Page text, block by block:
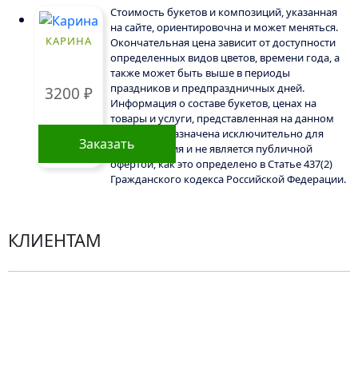
КАРИНА
3200 ₽
Заказать
Стоимость букетов и композиций, указанная
на сайте, ориентировочна и может меняться.
Окончательная цена зависит от доступности
определенных видов цветов, времени года, а
также может быть выше в периоды
праздников и предпраздничных дней.
Информация о составе букетов, ценах на
товары и услуги, представленная на данном
сайте, предназначена исключительно для
ознакомления и не является публичной
офертой, как это определено в Статье 437(2)
Гражданского кодекса Российской Федерации.
КЛИЕНТАМ